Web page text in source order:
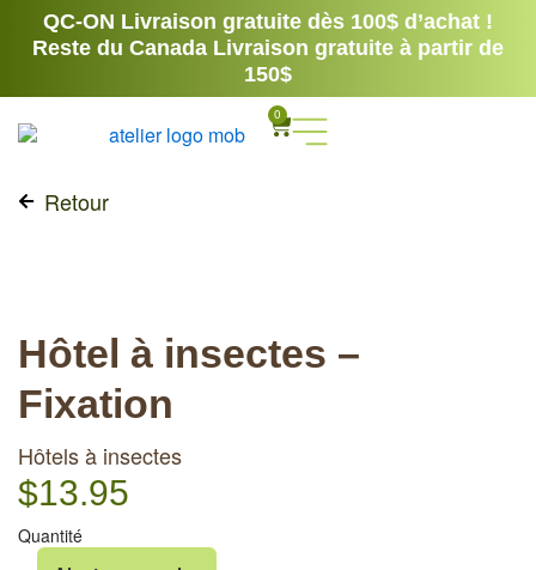
contenu
QC-ON Livraison gratuite dès 100$ d’achat !
Reste du Canada Livraison gratuite à partir de
150$
0
Panier
Retour
Hôtel à insectes –
Fixation
Hôtels à insectes
$13.95
Quantité
quantité